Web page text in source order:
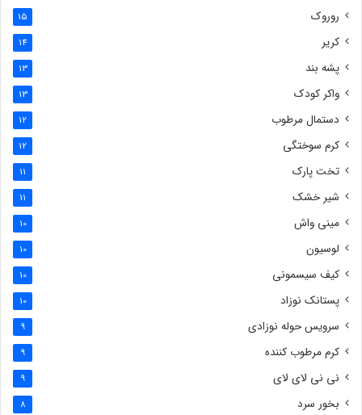
روروک 15
کریر 14
پشه بند 13
واکر کودک 13
دستمال مرطوب 12
کرم سوختگی 12
تخت پارک 11
شیر خشک 11
مینی واش 10
لوسیون 10
کیف سیسمونی 10
پستانک نوزاد 10
سرویس حوله نوزادی 9
کرم مرطوب کننده 9
نی نی لای لای 9
بخور سرد 8